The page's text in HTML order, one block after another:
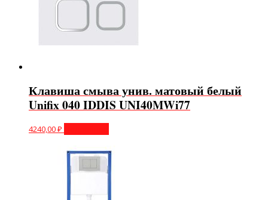
Клавиша смыва унив. матовый белый
Unifix 040 IDDIS UNI40MWi77
4240,00₽